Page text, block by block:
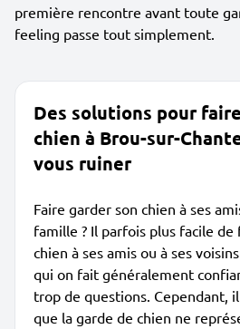
première rencontre avant toute
feeling passe tout simplement.
Des solutions pour
chien à Brou-sur-
vous ruiner
Faire garder son chien à ses
famille ? Il parfois plus facile
chien à ses amis ou à ses
qui on fait généralement
trop de questions. Cependant,
que la garde de chien ne